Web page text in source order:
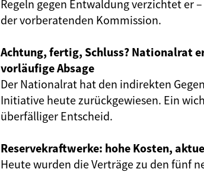
Regeln gegen Entwaldung verzichtet er
der vorberatenden Kommission.
Achtung, fertig, Schluss? Nationalrat
vorläufige Absage
Der Nationalrat hat den indirekten
Initiative heute zurückgewiesen. Ein
überfälliger Entscheid.
Reservekraftwerke: hohe Kosten,
Heute wurden die Verträge zu den fünf